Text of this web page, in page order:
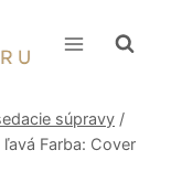
súpravy /
Farba: Cover